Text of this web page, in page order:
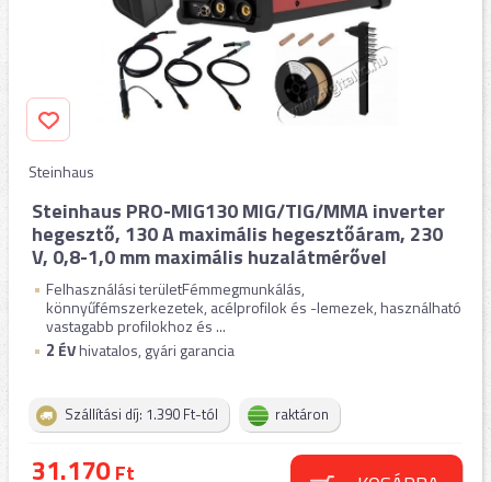
Steinhaus
Steinhaus PRO-MIG130 MIG/TIG/MMA inverter
hegesztő, 130 A maximális hegesztőáram, 230
V, 0,8-1,0 mm maximális huzalátmérővel
Felhasználási területFémmegmunkálás,
könnyűfémszerkezetek, acélprofilok és -lemezek, használható
vastagabb profilokhoz és ...
2 ÉVhivatalos, gyári garancia
Szállítási díj: 1.390 Ft-tól raktáron
31.170Ft